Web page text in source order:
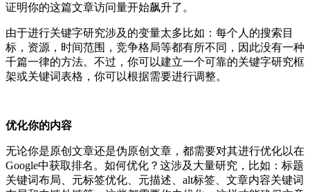
证明你的这篇文章访问量开始飙升了。
由于进行关键字研究涉及的变量太多比如：每个人的搜索目
标，资源，时间范围，竞争格局等都有所不同，因此没有一种
千篇一律的方法。不过，你可以建立一个可靠的关键字研究框
架或关键词表格，你可以根据需要进行调整。
优化你的内容
无论你是原创文章还是伪原创文章，都需要对其进行优化以在
Google中获取排名。如何优化？这涉及大量研究，比如：标题
关键词布局、元标签优化、元描述、alt标签、文章内容关键词